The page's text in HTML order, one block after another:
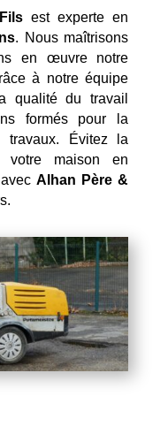
est experte en
. Nous maîtrisons
en œuvre notre
à notre équipe
qualité du travail
formés pour la
travaux. Évitez la
votre maison en
avecAlhan Père &